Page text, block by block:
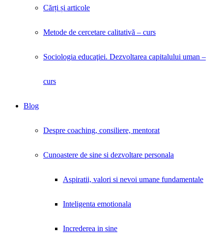
Cărți și articole
Metode de cercetare calitativă – curs
Sociologia educaţiei. Dezvoltarea capitalului uman –
curs
Blog
Despre coaching, consiliere, mentorat
Cunoastere de sine si dezvoltare personala
Aspiratii, valori si nevoi umane fundamentale
Inteligenta emotionala
Increderea in sine